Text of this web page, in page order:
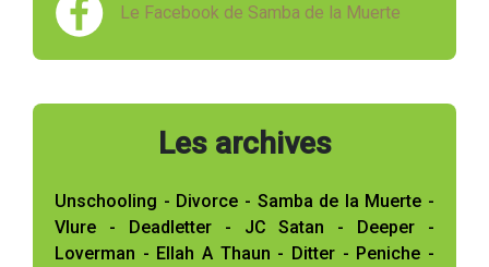
Le Facebook de Samba de la Muerte
Les archives
Unschooling - Divorce - Samba de la Muerte -
Vlure - Deadletter - JC Satan - Deeper -
Loverman - Ellah A Thaun - Ditter - Peniche -